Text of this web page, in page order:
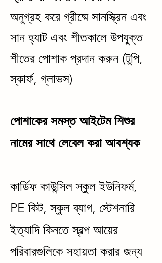
অনুগ্রহ করে গ্রীষ্মে সানস্ক্রিন এবং
সান হ্যাট এবং শীতকালে উপযুক্ত
শীতের পোশাক প্রদান করুন (টুপি,
স্কার্ফ, গ্লাভস)
পোশাকের সমস্ত আইটেম শিশুর
নামের সাথে লেবেল করা আবশ্যক
কার্ডিফ কাউন্সিল স্কুল ইউনিফর্ম,
PE কিট, স্কুল ব্যাগ, স্টেশনারি
ইত্যাদি কিনতে স্বল্প আয়ের
পরিবারগুলিকে সহায়তা করার জন্য